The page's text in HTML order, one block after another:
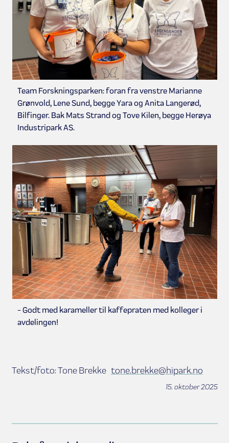
Team Forskningsparken: foran fra venstre Marianne
Grønvold, Lene Sund, begge Yara og Anita Langerød,
Bilfinger. Bak Mats Strand og Tove Kilen, begge Herøya
Industripark AS.
- Godt med karameller til kaffepraten med kolleger i
avdelingen!
Tekst/foto: Tone Brekke tone.brekke@hipark.no
15. oktober 2025